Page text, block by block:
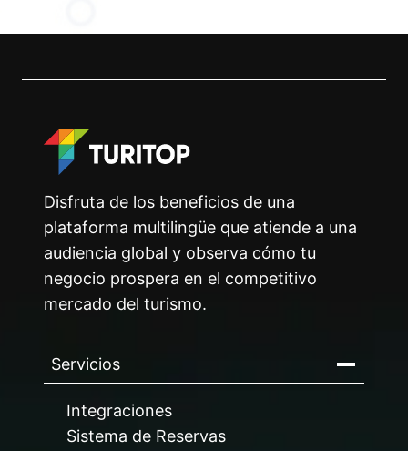
Disfruta de los beneficios de una
plataforma multilingüe que atiende a una
audiencia global y observa cómo tu
negocio prospera en el competitivo
mercado del turismo.
Servicios
Integraciones
Sistema de Reservas